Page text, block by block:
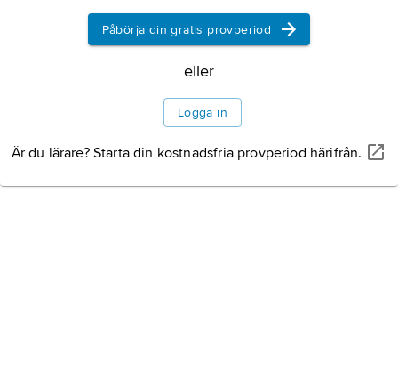
Information om artikeln
Påbörja din gratis provperiod
eller
Logga in
Är du lärare? Starta din kostnadsfria provperiod härifrån.